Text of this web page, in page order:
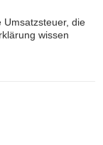
Umsatzsteuer, die
wissen